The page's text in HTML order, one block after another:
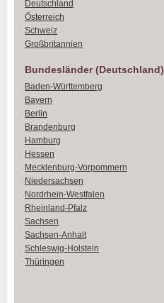
Deutschland
Österreich
Schweiz
Großbritannien
Bundesländer (Deutschland)
Baden-Württemberg
Bayern
Berlin
Brandenburg
Hamburg
Hessen
Mecklenburg-Vorpommern
Niedersachsen
Nordrhein-Westfalen
Rheinland-Pfalz
Sachsen
Sachsen-Anhalt
Schleswig-Holstein
Thüringen